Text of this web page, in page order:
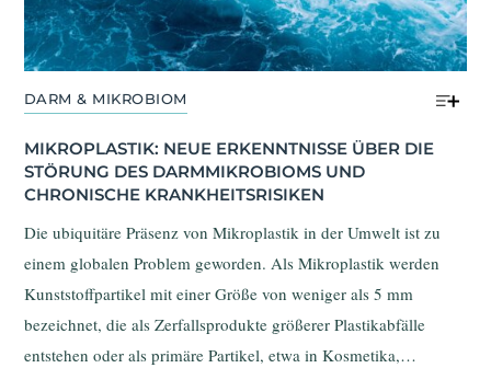
DARM & MIKROBIOM
MIKROPLASTIK: NEUE ERKENNTNISSE ÜBER DIE
STÖRUNG DES DARMMIKROBIOMS UND
CHRONISCHE KRANKHEITSRISIKEN
Die ubiquitäre Präsenz von Mikroplastik in der Umwelt ist zu
einem globalen Problem geworden. Als Mikroplastik werden
Kunststoffpartikel mit einer Größe von weniger als 5 mm
bezeichnet, die als Zerfallsprodukte größerer Plastikabfälle
entstehen oder als primäre Partikel, etwa in Kosmetika,